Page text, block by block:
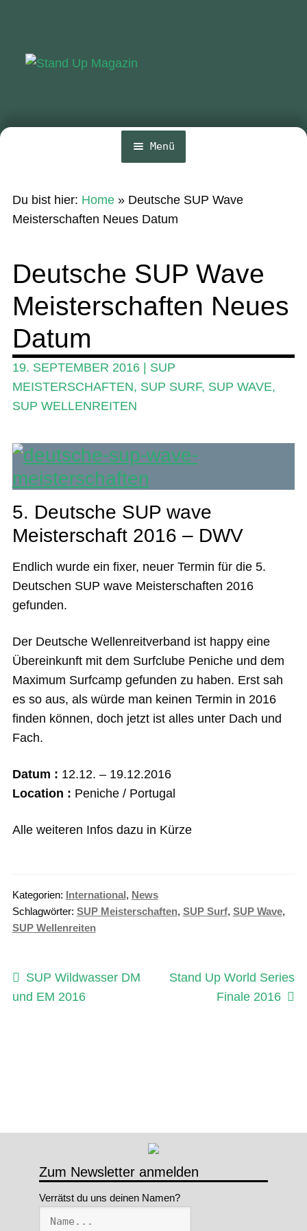
Menü
SUP-Events
Ratgeber
Stand Up Magazin TV
SPOT FINDER
Mein Konto
Zum Newsletter anmelden
Verrätst du uns deinen Namen?
Du bist hier: Home» Deutsche SUP Wave
Meisterschaften Neues Datum
Deutsche SUP Wave
Meisterschaften Neues
Datum
19. SEPTEMBER 2016| SUP
MEISTERSCHAFTEN, SUP SURF, SUP WAVE,
SUP WELLENREITEN
5. Deutsche SUP wave
Meisterschaft 2016 – DWV
Endlich wurde ein fixer, neuer Termin für die 5.
Deutschen SUP wave Meisterschaften 2016
gefunden.
Der Deutsche Wellenreitverband ist happy eine
Übereinkunft mit dem Surfclube Peniche und dem
Maximum Surfcamp gefunden zu haben. Erst sah
es so aus, als würde man keinen Termin in 2016
finden können, doch jetzt ist alles unter Dach und
Fach.
Datum : 12.12. – 19.12.2016
Location : Peniche / Portugal
Alle weiteren Infos dazu in Kürze
Kategorien: International, News
Schlagwörter: SUP Meisterschaften, SUP Surf, SUP Wave,
SUP Wellenreiten
Beitragsnavigation
Vorheriger
Beitrag:
SUP Wildwasser DM
und EM 2016
Nächster
Stand Up World Series
Finale 2016